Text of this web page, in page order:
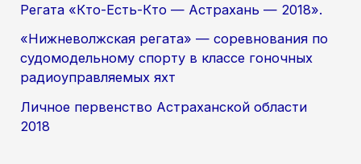
Регата «Кто-Есть-Кто — Астрахань — 2018».
«Нижневолжская регата» — соревнования по
судомодельному спорту в классе гоночных
радиоуправляемых яхт
Личное первенство Астраханской области
2018